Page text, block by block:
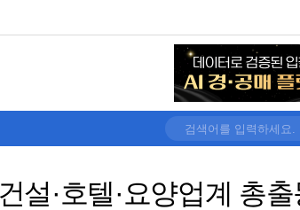
설·호텔·요양업계 총